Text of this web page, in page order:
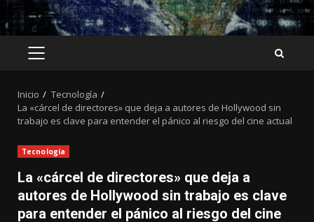
MENÚ
Inicio
Tecnología
La «cárcel de directores» que deja a autores de Hollywood sin
trabajo es clave para entender el pánico al riesgo del cine actual
Tecnología
La «cárcel de directores» que deja a
autores de Hollywood sin trabajo es clave
para entender el pánico al riesgo del cine